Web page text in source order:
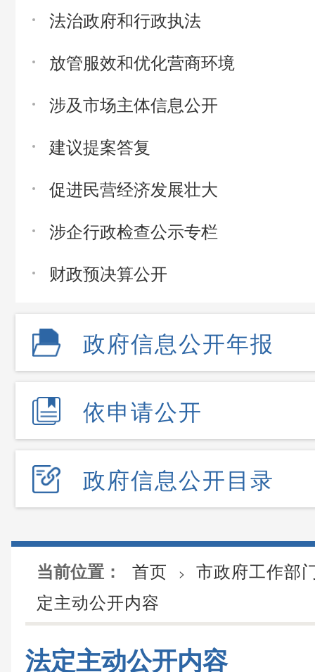
法治政府和行政执法
放管服效和优化营商环境
涉及市场主体信息公开
建议提案答复
促进民营经济发展壮大
涉企行政检查公示专栏
财政预决算公开
政府信息公开年报
依申请公开
政府信息公开目录
当前位置： 首页 >
市政府工作部
定主动公开内容
法定主动公开内容